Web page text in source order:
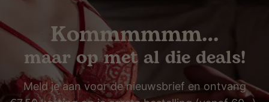
Kommmmmm…
maar op met al die deals!
Meld je aan voor de nieuwsbrief en ontvang